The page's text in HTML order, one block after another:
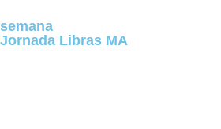
semana
Jornada Libras MA